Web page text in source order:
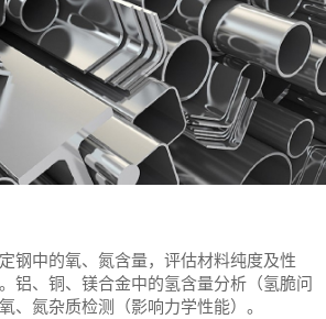
钢中的氧、氮含量，评估材料纯度及性
铝、铜、镁合金中的氢含量分析（氢脆问
、氮杂质检测（影响力学性能）。